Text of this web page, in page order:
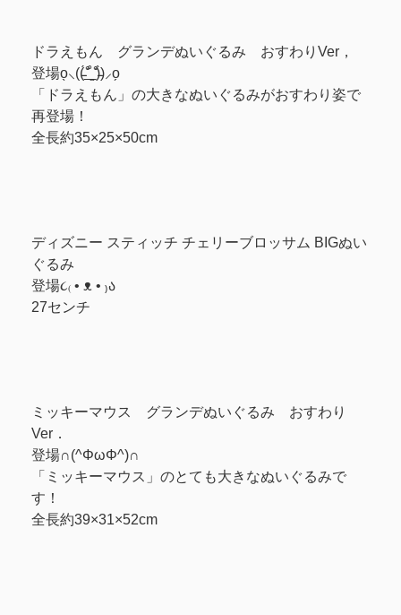
ドラえもん グランデぬいぐるみ おすわりVer，
登場o̖⸜((̵̵́ ̆͒͟˚̩̭ ̆͒)̵̵̀)⸝o̗
「ドラえもん」の大きなぬいぐるみがおすわり姿で
再登場！
全長約35×25×50cm
ディズニー スティッチ チェリーブロッサム BIGぬい
ぐるみ
登場૮₍ • ᴥ • ₎ა
27センチ
ミッキーマウス グランデぬいぐるみ おすわり
Ver．
登場∩(^ΦωΦ^)∩
「ミッキーマウス」のとても大きなぬいぐるみで
す！
全長約39×31×52cm